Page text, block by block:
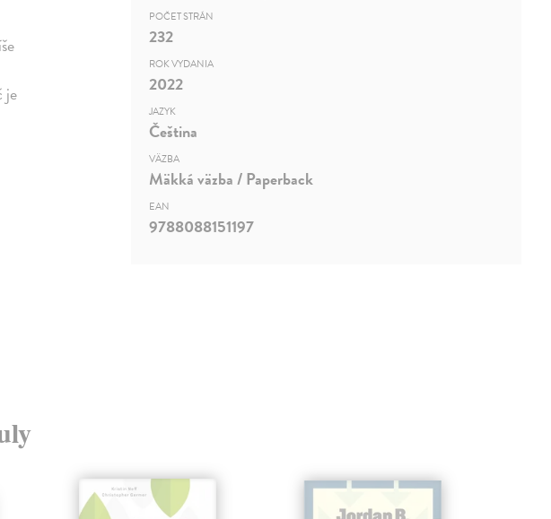
je
POČET STRÁN
232
ROK VYDANIA
2022
JAZYK
Čeština
VÄZBA
Mäkká väzba / Paperback
EAN
9788088151197